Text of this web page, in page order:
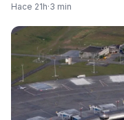
Hace 21h·3 min